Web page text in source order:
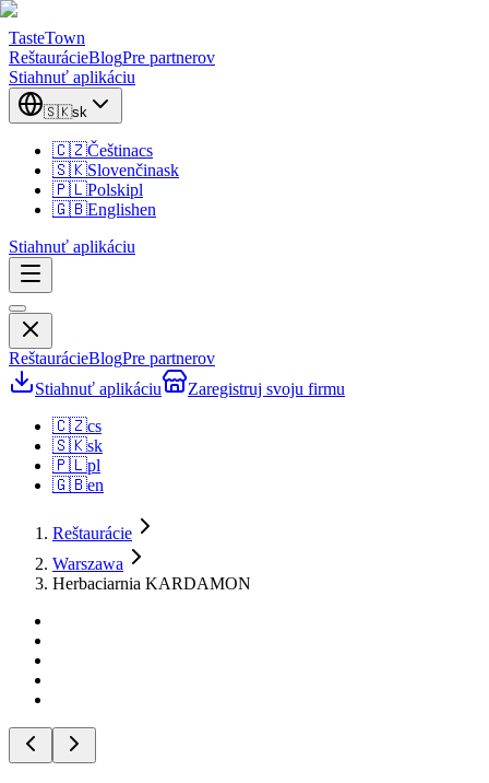
TasteTown
ReštaurácieBlogPre partnerov
Stiahnuť aplikáciu
🇸🇰sk
🇨🇿Češtinacs
🇸🇰Slovenčinask
🇵🇱Polskipl
🇬🇧Englishen
Stiahnuť aplikáciu
ReštaurácieBlogPre partnerov
Stiahnuť aplikáciu
Zaregistruj svoju firmu
🇨🇿cs
🇸🇰sk
🇵🇱pl
🇬🇧en
Reštaurácie
Warszawa
Herbaciarnia KARDAMON